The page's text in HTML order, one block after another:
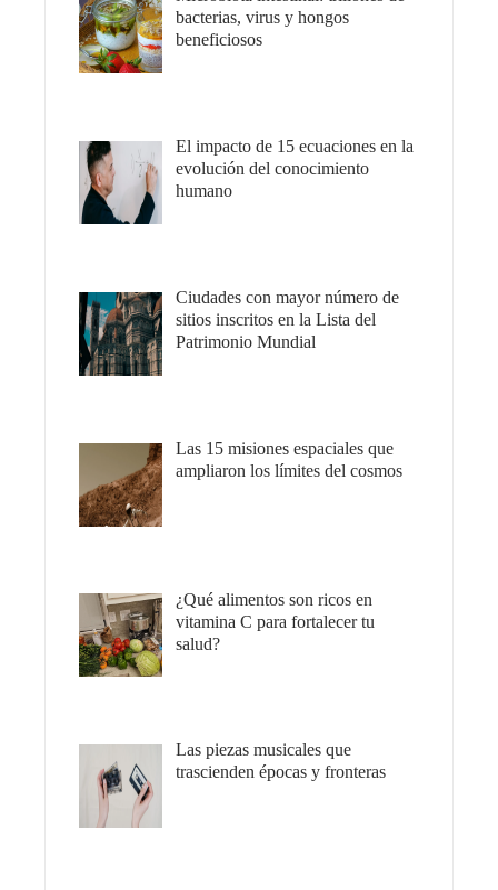
bacterias, virus y hongos
beneficiosos
El impacto de 15 ecuaciones en la
evolución del conocimiento
humano
Ciudades con mayor número de
sitios inscritos en la Lista del
Patrimonio Mundial
Las 15 misiones espaciales que
ampliaron los límites del cosmos
¿Qué alimentos son ricos en
vitamina C para fortalecer tu
salud?
Las piezas musicales que
trascienden épocas y fronteras